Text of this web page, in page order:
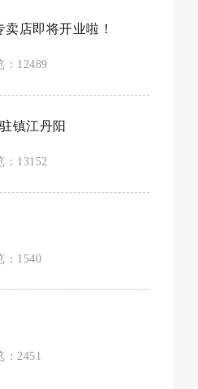
店即将开业啦！
：12489
镇江丹阳
：13152
：1540
：2451